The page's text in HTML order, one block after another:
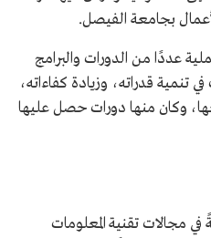
بجامعة الفيصل.
عددًا من الدورات والبرامج
تنمية قدراته، وزيادة كفاءاته،
وكان منها دورات حصل عليها
مجالات تقنية المعلومات